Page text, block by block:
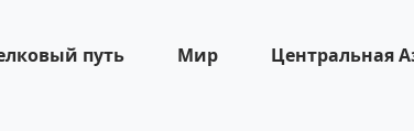
путь Мир Центральная